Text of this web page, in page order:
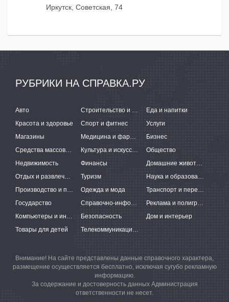
Иркутск, Советская, 74
РУБРИКИ НА СПРАВКА.РУ
Авто Строительство и ремонт
Еда и напитки
Красота и здоровье
Спорт и фитнес
Услуги
Магазины
Медицина и фармацевтика
Бизнес
Средства массовой информации
Культура и искусство
Общество
Недвижимость
Финансы
Домашние животные
Отдых и развлечения
Туризм
Наука и образование
Производство и поставки
Одежда и мода
Транспорт и перевозки
Государство
Справочно-информационные системы
Реклама и полиграфия
Компьютеры и интернет
Безопасность
Дом и интерьер
Товары для детей
Телекоммуникации и связь
Внимание! На сайте представлены данные справочного характера,
размещение осуществляется бесплатно, исключая сугубо рекламную
информацию.
За содержание и достоверность данных Администрация
ответственности не несет.